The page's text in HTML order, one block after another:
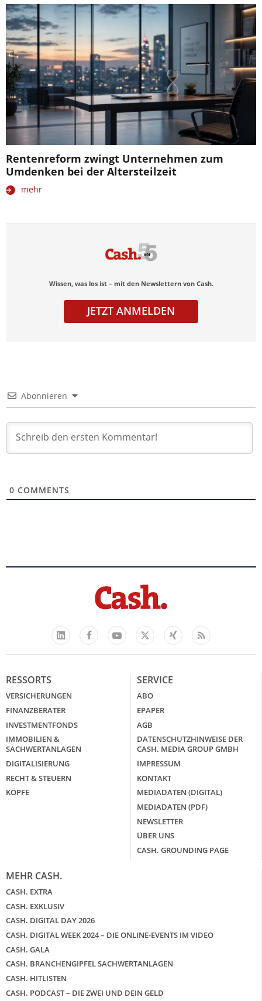
Rentenreform zwingt Unternehmen zum
Umdenken bei der Altersteilzeit
mehr
Wissen, was los ist – mit den Newslettern von Cash.
JETZT ANMELDEN
Abonnieren
0 COMMENTS
LinkedIn
FacebookYouTube
X
Xing Feed
RESSORTS
VERSICHERUNGEN
FINANZBERATER
INVESTMENTFONDS
IMMOBILIEN &
SACHWERTANLAGEN
DIGITALISIERUNG
RECHT & STEUERN
KÖPFE
SERVICE
ABO
EPAPER
AGB
DATENSCHUTZHINWEISE DER
CASH. MEDIA GROUP GMBH
IMPRESSUM
KONTAKT
MEDIADATEN (DIGITAL)
MEDIADATEN (PDF)
NEWSLETTER
ÜBER UNS
CASH. GROUNDING PAGE
MEHR CASH.
CASH. EXTRA
CASH. EXKLUSIV
CASH. DIGITAL DAY 2026
CASH. DIGITAL WEEK 2024 – DIE ONLINE-EVENTS IM VIDEO
CASH. GALA
CASH. BRANCHENGIPFEL SACHWERTANLAGEN
CASH. HITLISTEN
CASH. PODCAST – DIE ZWEI UND DEIN GELD